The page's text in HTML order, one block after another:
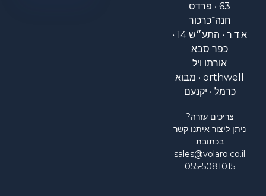
63 • פרדס
חנה־כרכור
א.ד.ר • התע״ש 14 •
כפר סבא
אורתו ויל
orthwell • מבוא
כרמל • יקנעם
צריכים עזרה?
ניתן ליצור איתנו קשר
בכתובת
sales@volaro.co.il
055-5081015